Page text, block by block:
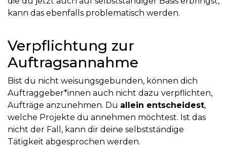
kann das ebenfalls problematisch werden.
Verpflichtung zur
Auftragsannahme
Bist du nicht weisungsgebunden, können dich
Auftraggeber*innen auch nicht dazu verpflichten,
Aufträge anzunehmen. Du allein entscheidest,
welche Projekte du annehmen möchtest. Ist das
nicht der Fall, kann dir deine selbstständige
Tätigkeit abgesprochen werden.